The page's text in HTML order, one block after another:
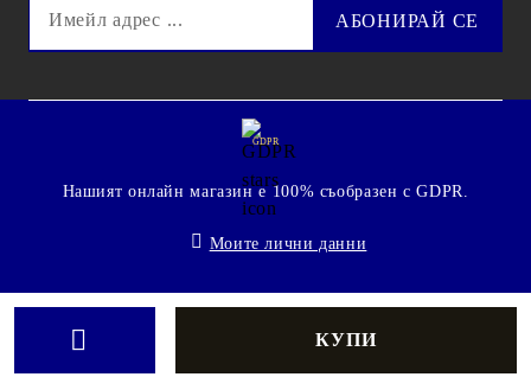
GDPR
Нашият онлайн магазин е 100% съобразен с GDPR.
Моите лични данни